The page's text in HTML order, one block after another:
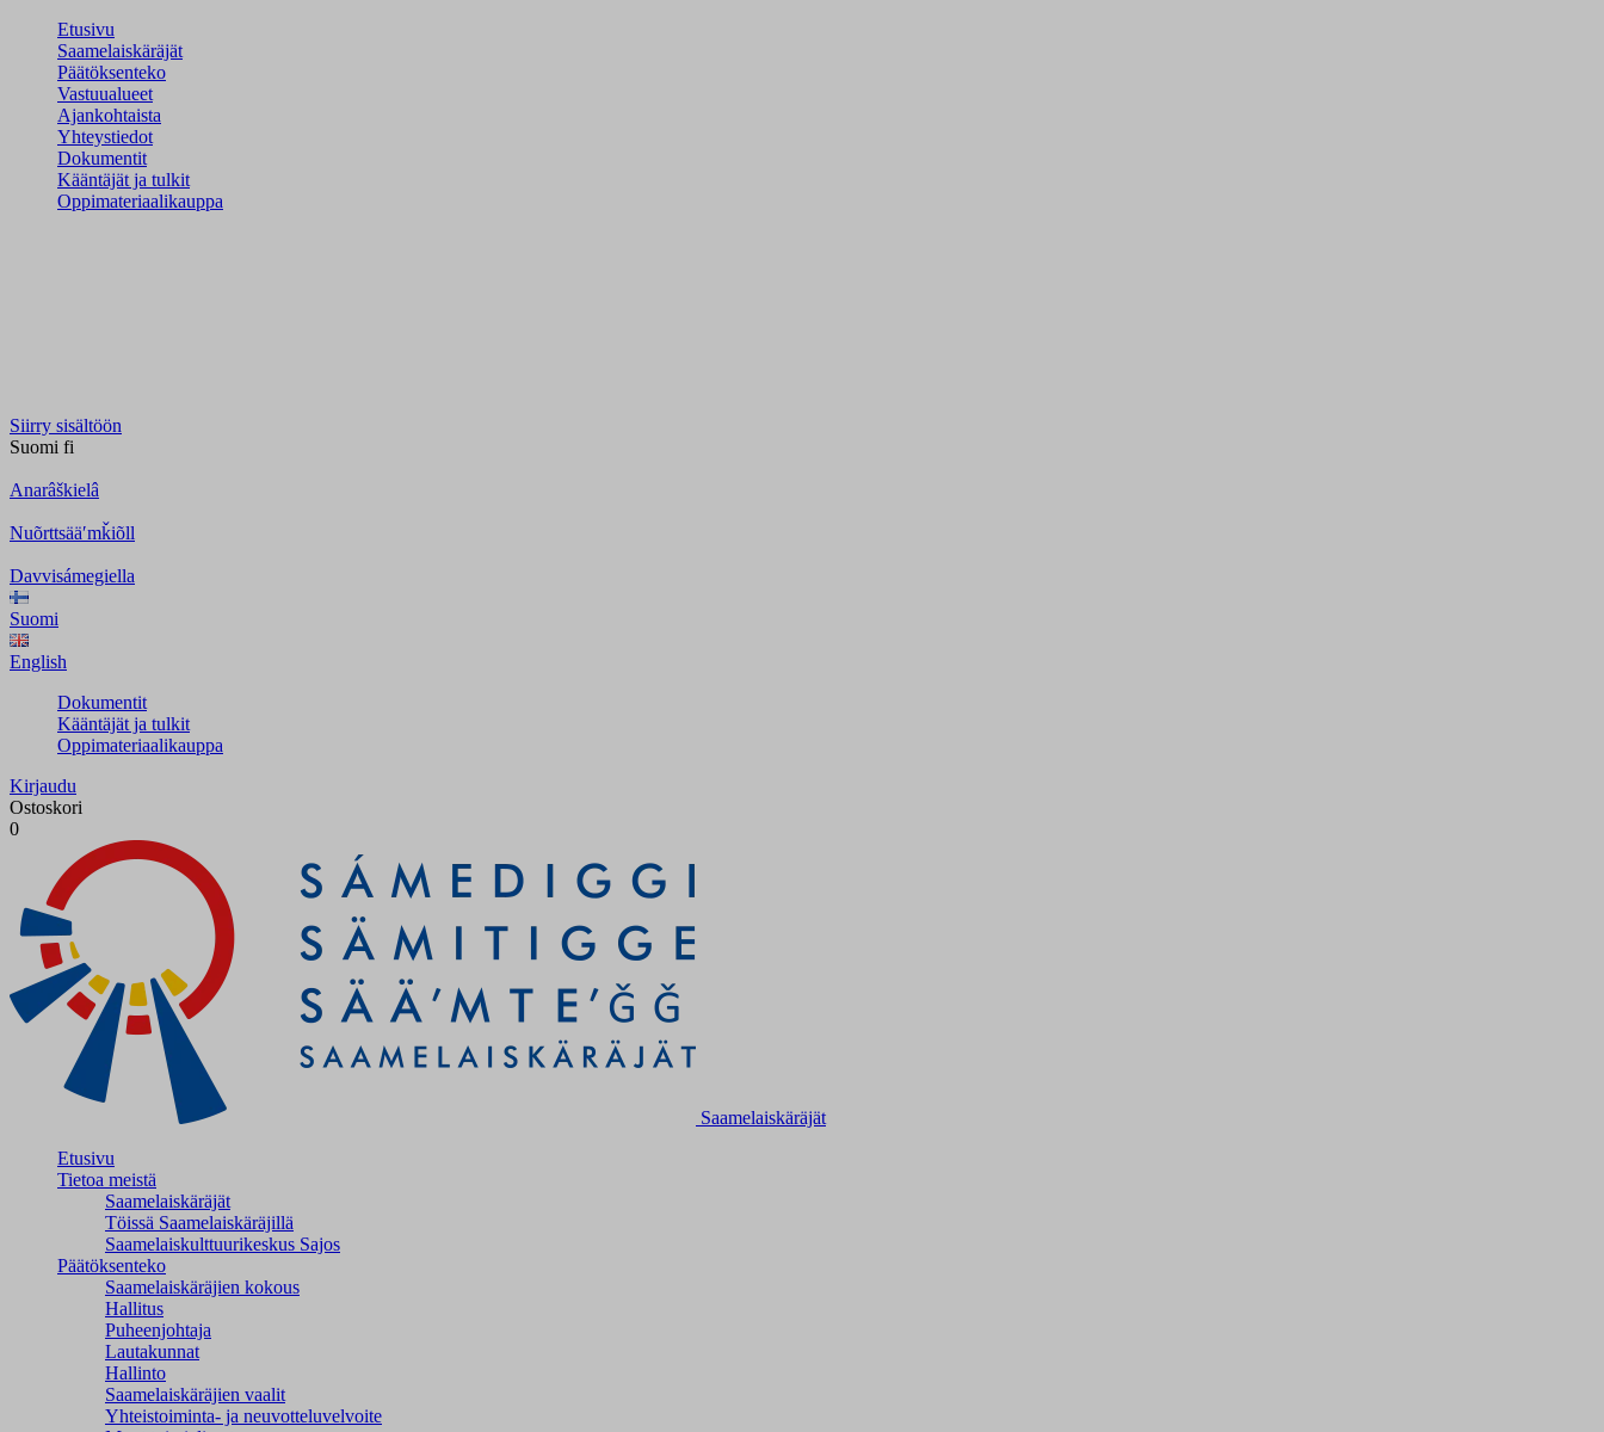
Etusivu
Saamelaiskäräjät
Päätöksenteko
Vastuualueet
Ajankohtaista
Yhteystiedot
Dokumentit
Kääntäjät ja tulkit
Oppimateriaalikauppa
Siirry sisältöön
Suomi fi
Anarâškielâ
Nuõrttsääʹmǩiõll
Davvisámegiella
Suomi
English
Dokumentit
Kääntäjät ja tulkit
Oppimateriaalikauppa
Kirjaudu
Ostoskori
0
Saamelaiskäräjät
Etusivu
Tietoa meistä
Saamelaiskäräjät
Töissä Saamelaiskäräjillä
Saamelaiskulttuuri­keskus Sajos
Päätöksenteko
Saamelaiskäräjien kokous
Hallitus
Puheenjohtaja
Lautakunnat
Hallinto
Saamelaiskäräjien vaalit
Yhteistoiminta- ja neuvotteluvelvoite